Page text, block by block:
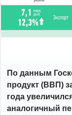
По данным
продукт (ВВП)
года
аналогичный